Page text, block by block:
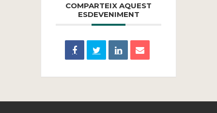
COMPARTEIX AQUEST
ESDEVENIMENT